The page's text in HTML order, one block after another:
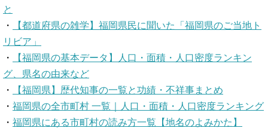
と
・
【都道府県の雑学】福岡県民に聞いた「福岡県のご当地ト
リビア」
・
【福岡県の基本データ】人口・面積・人口密度ランキン
グ、県名の由来など
・
【福岡県】歴代知事の一覧と功績・不祥事まとめ
・ 福岡県の全市町村 一覧｜人口・面積・人口密度ランキング
・ 福岡県にある市町村の読み方一覧【地名のよみかた】